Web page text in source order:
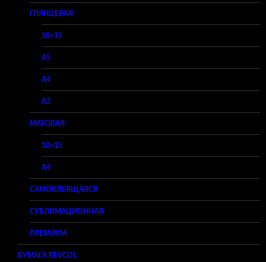
ГЛЯНЦЕВАЯ
10×15
A5
A4
A3
МАТОВАЯ
10×15
A4
САМОКЛЕЯЩАЯСЯ
СУБЛИМАЦИОННАЯ
ПРЕМИУМ
БУМАГА REVCOL